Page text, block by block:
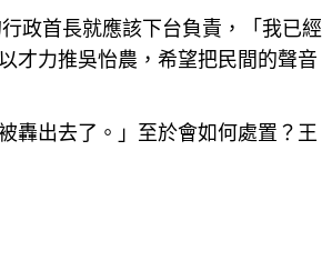
政首長就應該下台負責，「我已經
才力推吳怡農，希望把民間的聲音
轟出去了。」至於會如何處置？王